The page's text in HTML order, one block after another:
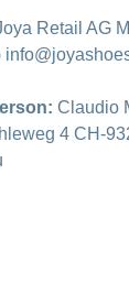
Retail AG
Claudio
4 CH-